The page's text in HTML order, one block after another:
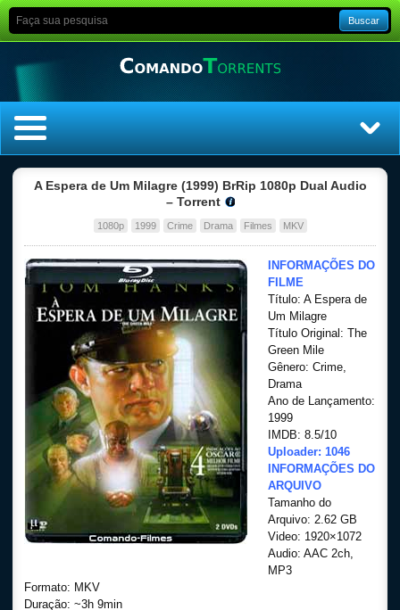
Buscar
Top Séries
Filmes
Dublado
Legendado
A Espera de Um Milagre (1999) BrRip 1080p Dual Audio
– Torrent
1080p 1999 Crime Drama Filmes MKV
INFORMAÇÕES DO
FILME
Título: A Espera de
Um Milagre
Título Original: The
Green Mile
Gênero: Crime,
Drama
Ano de Lançamento:
1999
IMDB: 8.5/10
Uploader: 1046
INFORMAÇÕES DO
ARQUIVO
Tamanho do
Arquivo: 2.62 GB
Video: 1920×1072
Audio: AAC 2ch,
MP3
Formato: MKV
Duração: ~3h 9min